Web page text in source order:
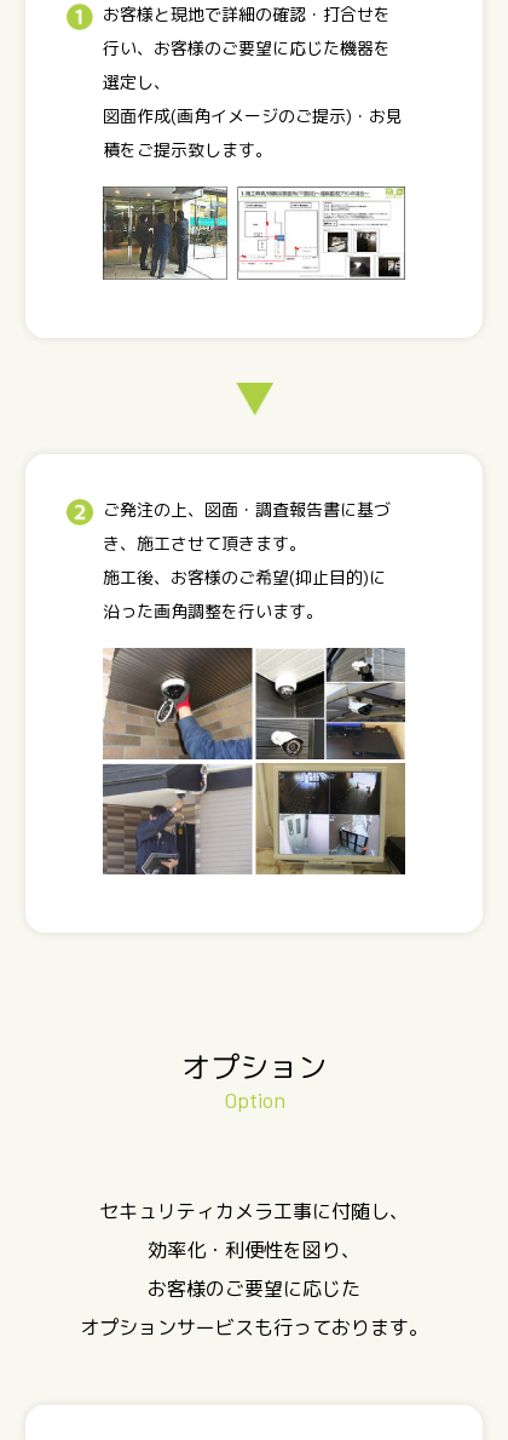
お客様と現地で詳細の確認・打合せを
行い、お客様のご要望に応じた機器を
選定し、
図面作成(画角イメージのご提示)・お見
積をご提示致します。
ご発注の上、図面・調査報告書に基づ
き、施工させて頂きます。
施工後、お客様のご希望(抑止目的)に
沿った画角調整を行います。
オプション
Option
セキュリティカメラ工事に付随し、
効率化・利便性を図り、
お客様のご要望に応じた
オプションサービスも行っております。